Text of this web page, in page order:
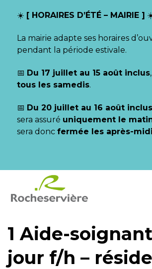
☀️ [ HORAIRES D’ÉTÉ – MAIRIE ]
La mairie adapte ses horaires
pendant la période estivale.
📅 Du 17 juillet au 15 août inclus,
tous les samedis.
📅 Du 20 juillet au 16 août inclus
sera assuré uniquement le
sera donc fermée les après-midi
contenu
pied
1 Aide-
jour f/h –